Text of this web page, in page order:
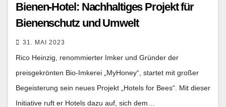
Bienen-Hotel: Nachhaltiges Projekt für
Bienenschutz und Umwelt
31. MAI 2023
Rico Heinzig, renommierter Imker und Gründer der
preisgekrönten Bio-Imkerei „MyHoney“, startet mit großer
Begeisterung sein neues Projekt „Hotels for Bees“. Mit dieser
Initiative ruft er Hotels dazu auf, sich dem…